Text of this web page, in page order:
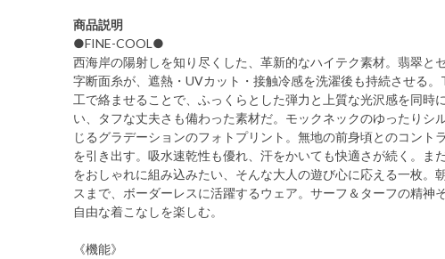
商品説明
●FINE-COOL●
西海岸の陽射しを知り尽くした、革新的なハイテク素材。翡翠と
字断面糸が、遮熱・UVカット・接触冷感を洗濯後も持続させる
工で絡ませることで、ふっくらとした弾力と上質な光沢感を同時
い、タフな丈夫さも備わった素材だ。モックネックのゆったりシ
じるグラデーションのフォトプリント。無地の前身頃とのコント
を引き出す。吸水速乾性も優れ、汗をかいても快適さが続く。ま
をおしゃれに組み込みたい、そんな大人の遊び心に応える一枚。
スまで、ボーダーレスに活躍するウェア。サーフ＆ターフの精神
自由な着こなしを楽しむ。
《機能》